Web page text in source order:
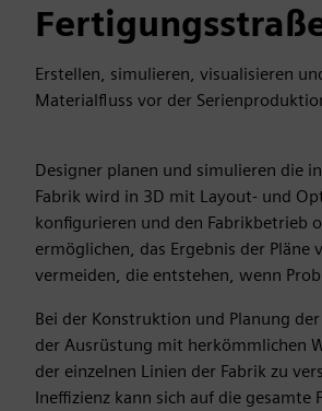
Erstellen, simulieren, visualisieren
Materialfluss vor der
Designer planen und simulieren die
Fabrik wird in 3D mit Layout- und
konfigurieren und den Fabrikbetrieb
ermöglichen, das Ergebnis der Pläne
vermeiden, die entstehen, wenn
Bei der Konstruktion und Planung
der Ausrüstung mit herkömmlichen
der einzelnen Linien der Fabrik zu
Ineffizienz kann sich auf die